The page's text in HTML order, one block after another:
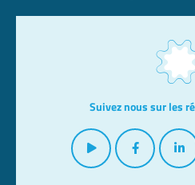
Suivez nous sur les